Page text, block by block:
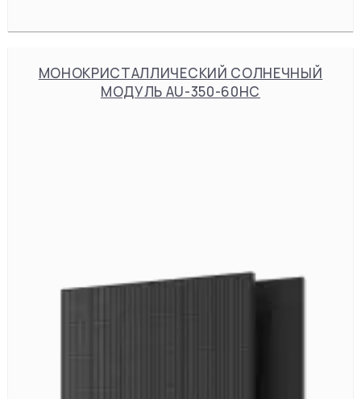
МОНОКРИСТАЛЛИЧЕСКИЙ СОЛНЕЧНЫЙ
МОДУЛЬ AU-350-60HC